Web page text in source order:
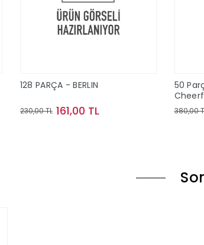
128 PARÇA - BERLIN
230,00 TL 161,00 TL
50
Çiftlik
380,00